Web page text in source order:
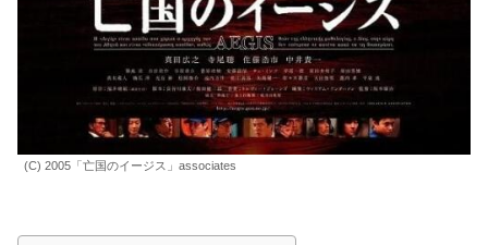
(C) 2005「亡国のイージス」associates